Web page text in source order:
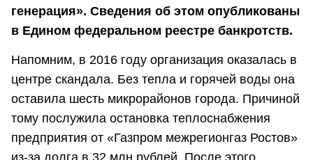
генерация». Сведения об этом опубликованы
в Едином федеральном реестре банкротств.
Напомним, в 2016 году организация оказалась в
центре скандала. Без тепла и горячей воды она
оставила шесть микрорайонов города. Причиной
тому послужила остановка теплоснабжения
предприятия от «Газпром межрегионгаз Ростов»
из-за долга в 32 млн рублей. После этого